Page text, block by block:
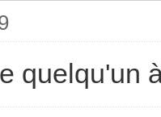
quelqu'un